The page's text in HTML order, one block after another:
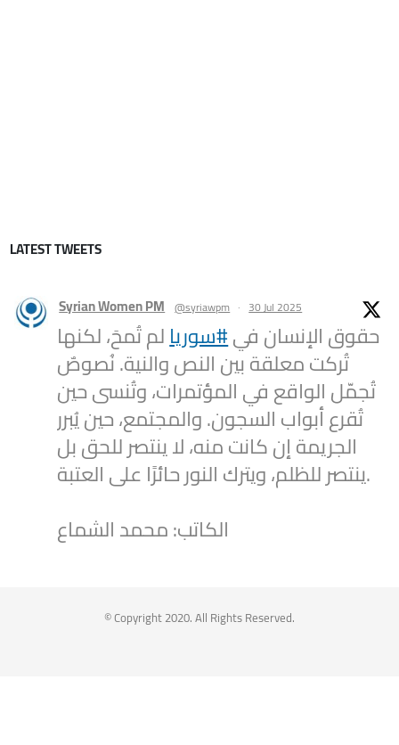
LATEST TWEETS
Syrian Women PM @syriawpm · 30 Jul 2025
حقوق الإنسان في#سوريالم تُمحَ، لكنها
تُركت معلقة بين النص والنية. نُصوصٌ
تُجمّل الواقع في المؤتمرات، وتُنسى حين
تُقرع أبواب السجون. والمجتمع، حين يُبرر
الجريمة إن كانت منه، لا ينتصر للحق بل
ينتصر للظلم، ويترك النور حائرًا على العتبة.
الكاتب: محمد الشماع
Syrian Women PM @syriawpm · 25 Jul 2025
© Copyright 2020. All Rights Reserved.